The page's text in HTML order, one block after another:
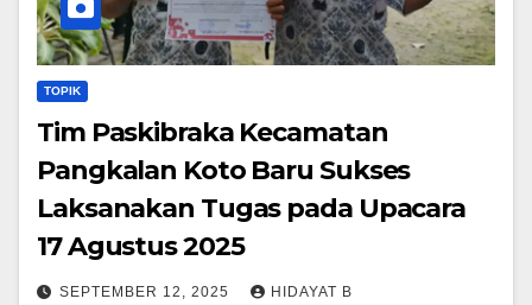
TOPIK
Tim Paskibraka Kecamatan
Pangkalan Koto Baru Sukses
Laksanakan Tugas pada Upacara
17 Agustus 2025
SEPTEMBER 12, 2025 HIDAYAT B